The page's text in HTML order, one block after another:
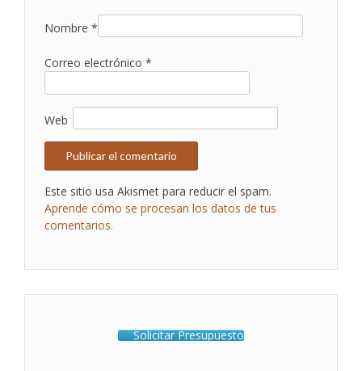
Nombre *
Correo electrónico *
Web
Este sitio usa Akismet para reducir el spam.
Aprende cómo se procesan los datos de tus
comentarios.
Solicitar Presupuesto